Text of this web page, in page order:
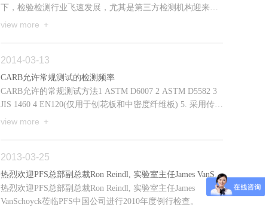
下，检验检测行业飞速发展，尤其是第三方检测机构迎来了
发展的春天。在食药安全、水污染、重金属超标等层出不穷
view more +
2014-03-13
CARB允许常规测试的检测频率
CARB允许的常规测试方法1 ASTM D6007 2 ASTM D5582 3
JIS 1460 4 EN120(仅用于刨花板和中密度纤维板) 5. 采用传感
器检测直接读出甲醛释放量
view more +
2013-03-25
热烈欢迎PFS总部副总裁Ron Reindl, 实验室主任James VanSchoyck莅临PFS中国公司进行2010年度例行检查。
热烈欢迎PFS总部副总裁Ron Reindl, 实验室主任James
VanSchoyck莅临PFS中国公司进行2010年度例行检查。